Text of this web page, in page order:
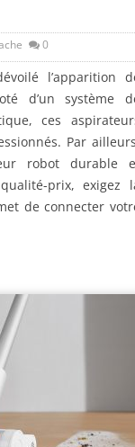
0
l’apparition
d’un système
ces
Par
robot durable
prix, exigez
de connecter